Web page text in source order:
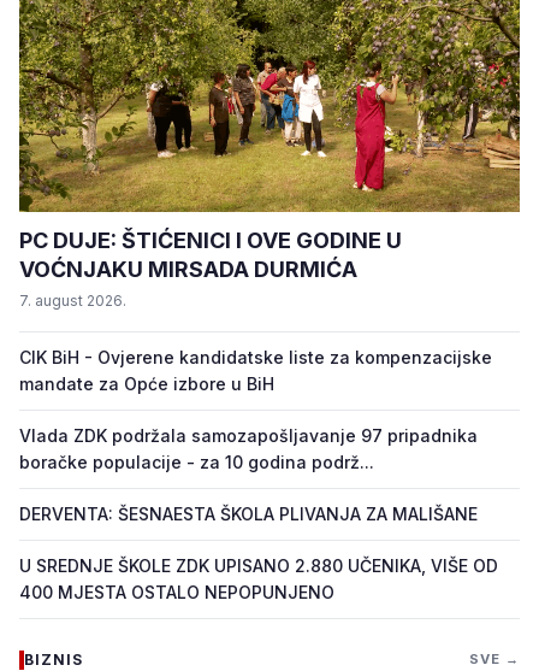
PC DUJE: ŠTIĆENICI I OVE GODINE U
VOĆNJAKU MIRSADA DURMIĆA
7. august 2026.
CIK BiH - Ovjerene kandidatske liste za kompenzacijske
mandate za Opće izbore u BiH
Vlada ZDK podržala samozapošljavanje 97 pripadnika
boračke populacije - za 10 godina podrž...
DERVENTA: ŠESNAESTA ŠKOLA PLIVANJA ZA MALIŠANE
U SREDNJE ŠKOLE ZDK UPISANO 2.880 UČENIKA, VIŠE OD
400 MJESTA OSTALO NEPOPUNJENO
BIZNIS SVE →